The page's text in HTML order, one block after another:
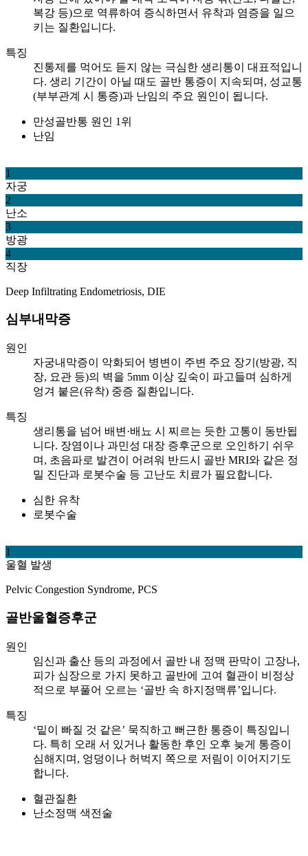
복강 등)으로 역류하여 증식하면서 유착과 염증을 일으
키는 질환입니다.
특징
진통제를 먹어도 듣지 않는 극심한 생리통이 대표적입니
다. 생리 기간이 아닐 때도 골반 통증이 지속되며, 성교통
(부부관계 시 통증)과 난임의 주요 원인이 됩니다.
만성골반통 원인 1위
난임
1
자궁
2
난소
3
방광
4
직장
Deep Infiltrating Endometriosis, DIE
심부내막증
원인
자궁내막증이 악화되어 병변이 주변 주요 장기(방광, 직
장, 요관 등)의 벽을 5mm 이상 깊숙이 파고들며 심하게
엉겨 붙은(유착) 중증 질환입니다.
특징
생리통을 넘어 배변·배뇨 시 찌르는 듯한 고통이 동반됩
니다. 장염이나 과민성 대장 증후군으로 오인하기 쉬우
며, 초음파로 발견이 어려워 반드시 골반 MRI와 같은 정
밀 진단과 로봇수술 등 고난도 치료가 필요합니다.
심한 유착
로봇수술
1
울혈 발생
Pelvic Congestion Syndrome, PCS
골반울혈증후군
원인
임신과 출산 등의 과정에서 골반 내 정맥 판막이 고장나,
피가 심장으로 가지 못하고 골반에 고여 혈관이 비정상
적으로 부풀어 오르는 ‘골반 속 하지정맥류’입니다.
특징
‘밑이 빠질 것 같은’ 묵직하고 뻐근한 통증이 특징입니
다. 특히 오래 서 있거나 활동한 후인 오후 늦게 통증이
심해지며, 엉덩이나 허벅지 쪽으로 저림이 이어지기도
합니다.
혈관질환
난소정맥 색전술